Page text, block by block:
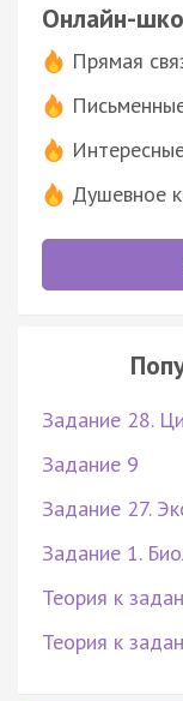
Онлайн-
Прямая
Душевное
Задание 28.
Задание 9
Задание 27.
Задание 1.
Теория к
Теория к